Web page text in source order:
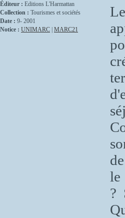
Éditeur : Editions L'Harmattan
Collection : Tourismes et sociétés
Date : 9- 2001
Notice : UNIMARC MARC21
le
?